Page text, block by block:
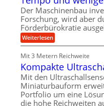
e
i
t
e
r
e
n
w
i
c
k
e
l
t
i
d
-
K
u
g
e
l
a
g
e
r
e
r
z
i
e
l
U
m
s
a
t
z
k
Der Maschinenbau
Forschung, wird aber
Förderbürokratie
Weiterlesen:
M
s
c
h
i
n
e
n
Mit 3 Metern Reichweite
Kompakte
Mit den
Miniaturbauform
Portfolio um eine
die hohe Reichweiten